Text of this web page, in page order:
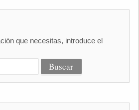
que necesitas, introduce el